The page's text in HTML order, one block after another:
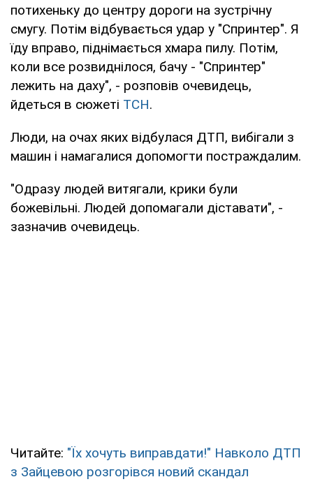
потихеньку до центру дороги на зустрічну
смугу. Потім відбувається удар у "Спринтер". Я
їду вправо, піднімається хмара пилу. Потім,
коли все розвиднілося, бачу - "Спринтер"
лежить на даху", - розповів очевидець,
йдеться в сюжеті ТСН.
Люди, на очах яких відбулася ДТП, вибігали з
машин і намагалися допомогти постраждалим.
"Одразу людей витягали, крики були
божевільні. Людей допомагали діставати", -
зазначив очевидець.
Читайте: "Їх хочуть виправдати!" Навколо ДТП
з Зайцевою розгорівся новий скандал